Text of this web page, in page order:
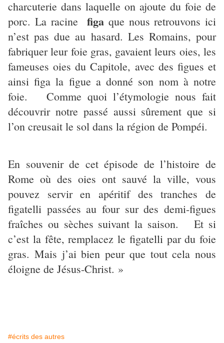
charcuterie dans laquelle on ajoute du foie de
porc. La racine figa que nous retrouvons ici
n’est pas due au hasard. Les Romains, pour
fabriquer leur foie gras, gavaient leurs oies, les
fameuses oies du Capitole, avec des figues et
ainsi figa la figue a donné son nom à notre
foie. Comme quoi l’étymologie nous fait
découvrir notre passé aussi sûrement que si
l’on creusait le sol dans la région de Pompéi.
En souvenir de cet épisode de l’histoire de
Rome où des oies ont sauvé la ville, vous
pouvez servir en apéritif des tranches de
figatelli passées au four sur des demi-figues
fraîches ou sèches suivant la saison. Et si
c’est la fête, remplacez le figatelli par du foie
gras. Mais j’ai bien peur que tout cela nous
éloigne de Jésus-Christ. »
#écrits des autres